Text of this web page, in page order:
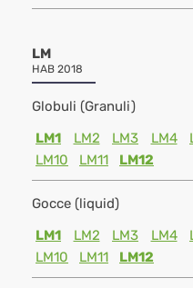
LM
HAB 2018
Globuli (Granuli)
LM1
LM2 LM3 LM4
LM10
LM11 LM12
Gocce (liquid)
LM1
LM2 LM3 LM4
LM10
LM11 LM12